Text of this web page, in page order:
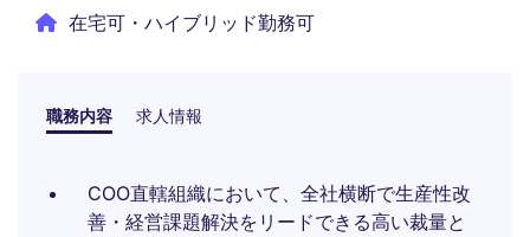
在宅可・ハイブリッド勤務可
職務内容 求人情報
COO直轄組織において、全社横断で生産性改
善・経営課題解決をリードできる高い裁量と